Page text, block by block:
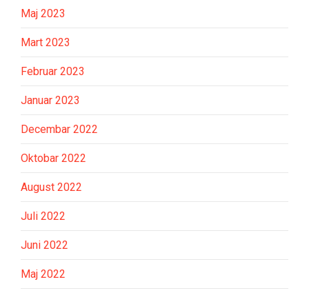
Maj 2023
Mart 2023
Februar 2023
Januar 2023
Decembar 2022
Oktobar 2022
August 2022
Juli 2022
Juni 2022
Maj 2022